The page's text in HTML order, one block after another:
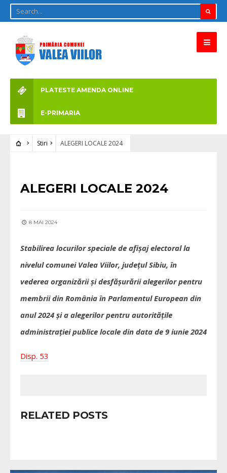
PLATESTE AMENDA ONLINE
E-PRIMARIA
Stiri ALEGERI LOCALE 2024
ALEGERI LOCALE 2024
8 MAI 2024
Stabilirea locurilor speciale de afişaj electoral la
nivelul comunei Valea Viilor, judeţul Sibiu, în
vederea organizării şi desfăşurării alegerilor pentru
membrii din România în Parlamentul European din
anul 2024 şi a alegerilor pentru autorităţile
administraţiei publice locale din data de 9 iunie 2024
Disp. 53
RELATED POSTS